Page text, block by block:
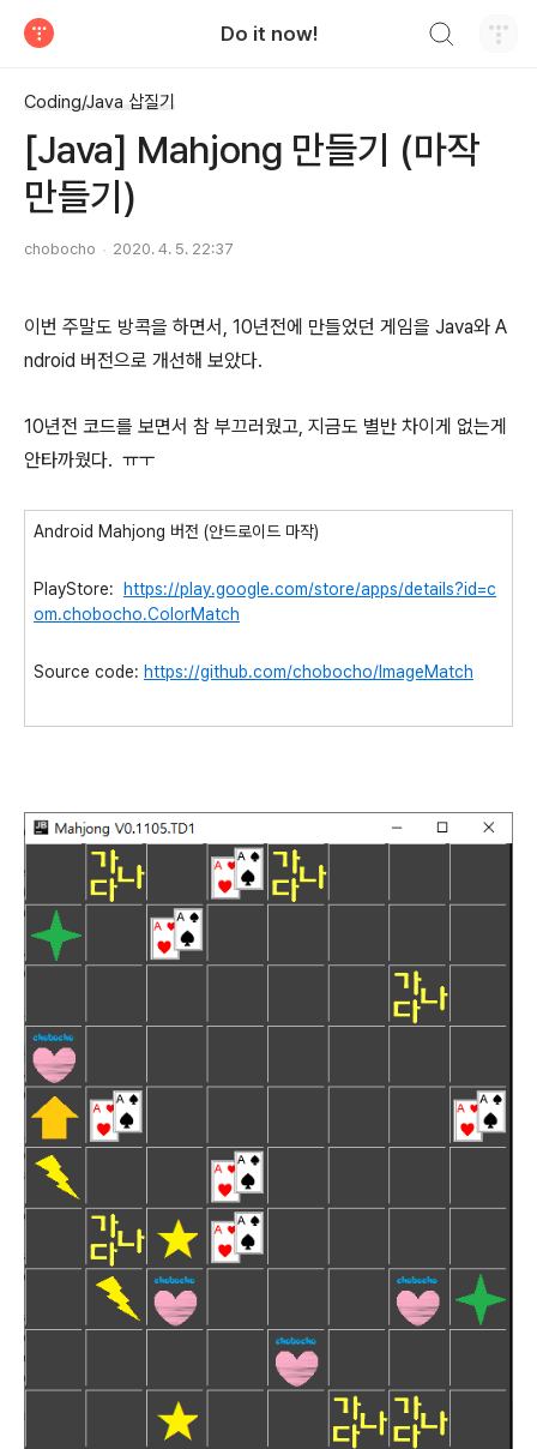
Do it now!
Coding/Java 삽질기
[Java] Mahjong 만들기 (마작
만들기)
chobocho 2020. 4. 5. 22:37
이번 주말도 방콕을 하면서, 10년전에 만들었던 게임을 Java와 A
ndroid 버전으로 개선해 보았다.
10년전 코드를 보면서 참 부끄러웠고, 지금도 별반 차이게 없는게
안타까웠다. ㅠㅜ
Android Mahjong 버전 (안드로이드 마작)
PlayStore:
https://play.google.com/store/apps/details?id=c
om.chobocho.ColorMatch
Source code: https://github.com/chobocho/ImageMatch